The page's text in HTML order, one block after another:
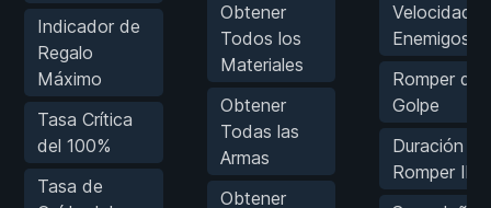
Indicador de
Regalo
Máximo
Tasa Crítica
del 100%
Tasa de
Obtener
Todos los
Materiales
Obtener
Todas las
Armas
Obtener
Velocidad
Enemigos
Romper de
Golpe
Duración de
Romper